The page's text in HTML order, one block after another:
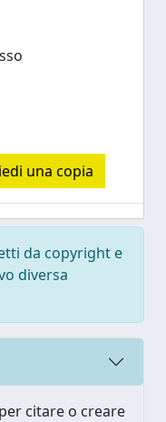
una copia
da copyright e
diversa
citare o creare